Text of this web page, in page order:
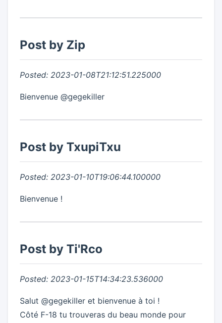
Post by Zip
Posted: 2023-01-08T21:12:51.225000
Bienvenue @gegekiller
Post by TxupiTxu
Posted: 2023-01-10T19:06:44.100000
Bienvenue !
Post by Ti'Rco
Posted: 2023-01-15T14:34:23.536000
Salut @gegekiller et bienvenue à toi !
Côté F-18 tu trouveras du beau monde pour